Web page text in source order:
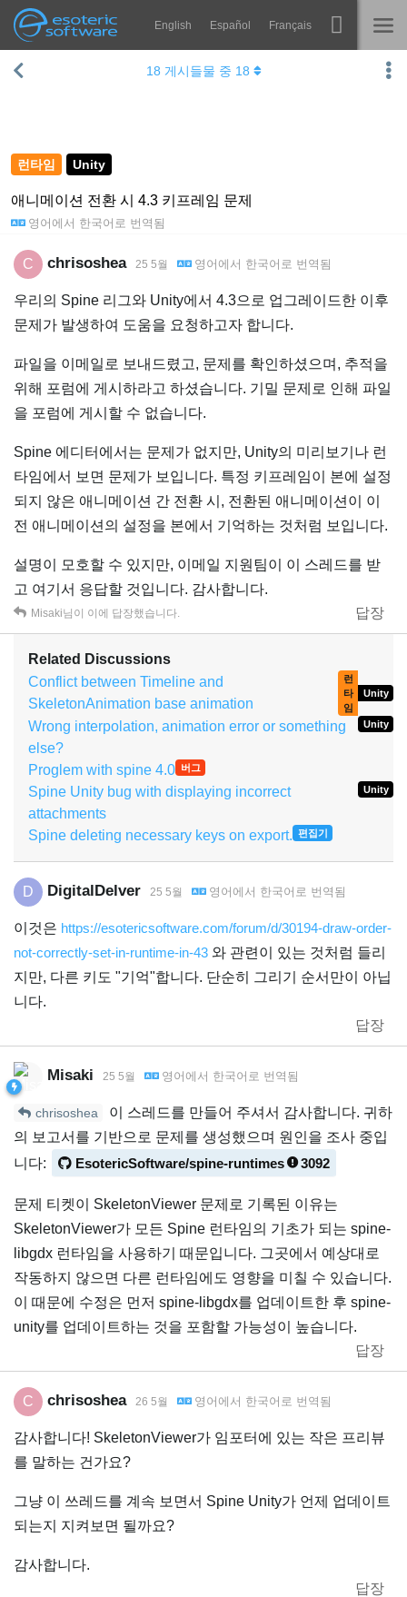
Esoteric Software
Navigation English Español Français
홈 Spine
FAQ
평가판 사용
구매
런타임 Unity
애니메이션 전환 시 4.3 키프레임 문제
영어 에서 한국어 로 번역됨
18 게시들물 중 18
C chrisoshea 25 5월 영어 에서 한국어 로 번역됨
우리의 Spine 리그와 Unity에서 4.3으로 업그레이드한 이후
문제가 발생하여 도움을 요청하고자 합니다.
파일을 이메일로 보내드렸고, 문제를 확인하셨으며, 추적을
위해 포럼에 게시하라고 하셨습니다. 기밀 문제로 인해 파일
을 포럼에 게시할 수 없습니다.
Spine 에디터에서는 문제가 없지만, Unity의 미리보기나 런
타임에서 보면 문제가 보입니다. 특정 키프레임이 본에 설정
되지 않은 애니메이션 간 전환 시, 전환된 애니메이션이 이
전 애니메이션의 설정을 본에서 기억하는 것처럼 보입니다.
설명이 모호할 수 있지만, 이메일 지원팀이 이 스레드를 받
고 여기서 응답할 것입니다. 감사합니다.
답장
Misaki님이 이에 답장했습니다.
Related Discussions
Conflict between Timeline and
SkeletonAnimation base animation
런
타
임
Unity
Wrong interpolation, animation error or something
else?
Unity
Proglem with spine 4.0 버그
Spine Unity bug with displaying incorrect
attachments
Unity
Spine deleting necessary keys on export. 편집기
D DigitalDelver 25 5월 영어 에서 한국어 로 번역됨
이것은 https://esotericsoftware.com/forum/d/30194-draw-order-
not-correctly-set-in-runtime-in-43 와 관련이 있는 것처럼 들리
지만, 다른 키도 "기억"합니다. 단순히 그리기 순서만이 아닙
니다.
답장
Misaki 25 5월 영어 에서 한국어 로 번역됨
chrisoshea
이 스레드를 만들어 주셔서 감사합니다. 귀하
의 보고서를 기반으로 문제를 생성했으며 원인을 조사 중입
니다:
EsotericSoftware/spine-runtimes 3092
문제 티켓이 SkeletonViewer 문제로 기록된 이유는
SkeletonViewer가 모든 Spine 런타임의 기초가 되는 spine-
libgdx 런타임을 사용하기 때문입니다. 그곳에서 예상대로
작동하지 않으면 다른 런타임에도 영향을 미칠 수 있습니다.
이 때문에 수정은 먼저 spine-libgdx를 업데이트한 후 spine-
unity를 업데이트하는 것을 포함할 가능성이 높습니다.
답장
C chrisoshea 26 5월 영어 에서 한국어 로 번역됨
감사합니다! SkeletonViewer가 임포터에 있는 작은 프리뷰
를 말하는 건가요?
그냥 이 쓰레드를 계속 보면서 Spine Unity가 언제 업데이트
되는지 지켜보면 될까요?
감사합니다.
답장